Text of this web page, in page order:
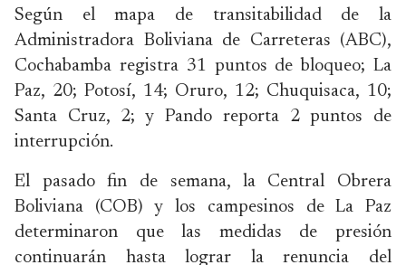
Según el mapa de transitabilidad de la
Administradora Boliviana de Carreteras (ABC),
Cochabamba registra 31 puntos de bloqueo; La
Paz, 20; Potosí, 14; Oruro, 12; Chuquisaca, 10;
Santa Cruz, 2; y Pando reporta 2 puntos de
interrupción.
El pasado fin de semana, la Central Obrera
Boliviana (COB) y los campesinos de La Paz
determinaron que las medidas de presión
continuarán hasta lograr la renuncia del